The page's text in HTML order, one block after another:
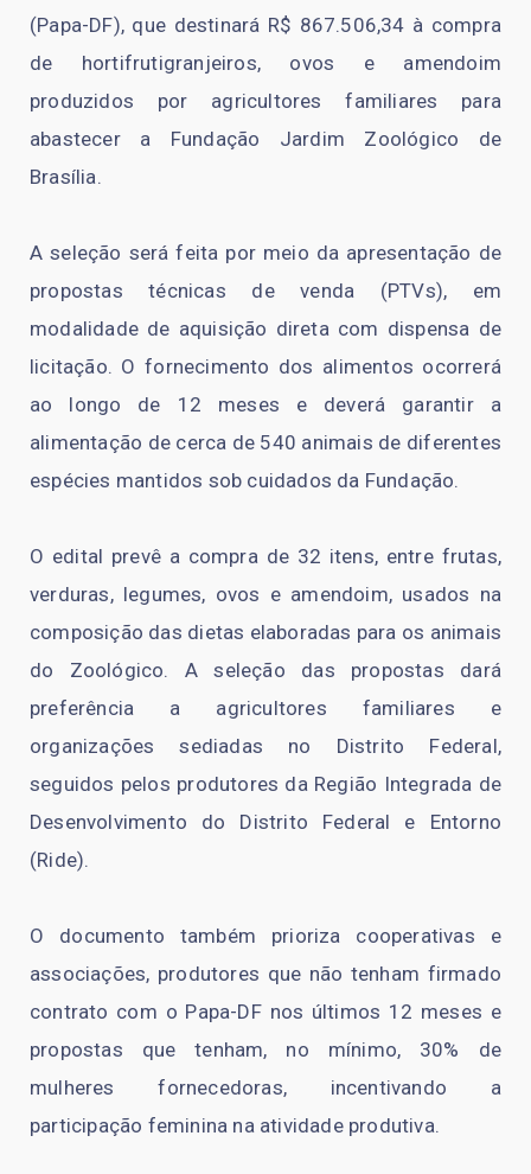
(Papa-DF), que destinará R$ 867.506,34 à compra
de hortifrutigranjeiros, ovos e amendoim
produzidos por agricultores familiares para
abastecer a Fundação Jardim Zoológico de
Brasília.
A seleção será feita por meio da apresentação de
propostas técnicas de venda (PTVs), em
modalidade de aquisição direta com dispensa de
licitação. O fornecimento dos alimentos ocorrerá
ao longo de 12 meses e deverá garantir a
alimentação de cerca de 540 animais de diferentes
espécies mantidos sob cuidados da Fundação.
O edital prevê a compra de 32 itens, entre frutas,
verduras, legumes, ovos e amendoim, usados na
composição das dietas elaboradas para os animais
do Zoológico. A seleção das propostas dará
preferência a agricultores familiares e
organizações sediadas no Distrito Federal,
seguidos pelos produtores da Região Integrada de
Desenvolvimento do Distrito Federal e Entorno
(Ride).
O documento também prioriza cooperativas e
associações, produtores que não tenham firmado
contrato com o Papa-DF nos últimos 12 meses e
propostas que tenham, no mínimo, 30% de
mulheres fornecedoras, incentivando a
participação feminina na atividade produtiva.